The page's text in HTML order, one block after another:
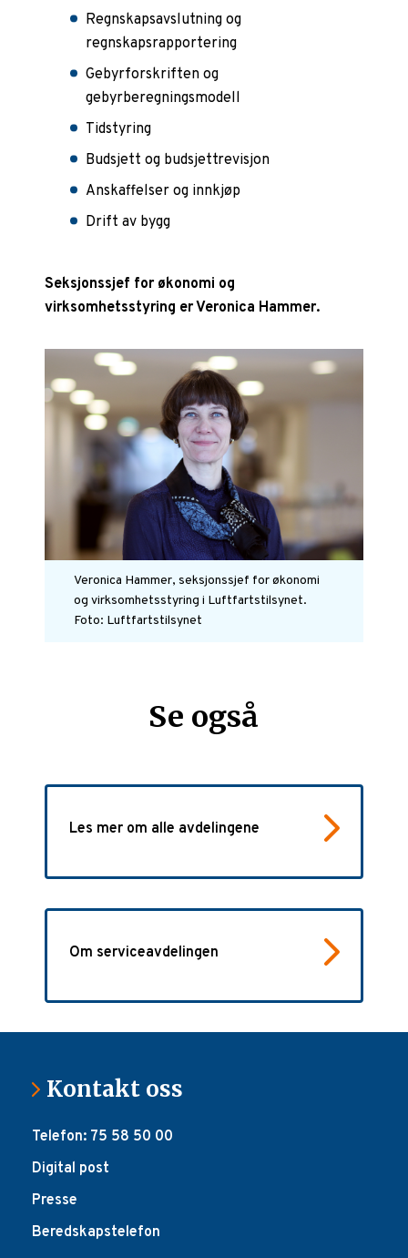
Regnskapsavslutning og
regnskapsrapportering
Gebyrforskriften og
gebyrberegningsmodell
Tidstyring
Budsjett og budsjettrevisjon
Anskaffelser og innkjøp
Drift av bygg
Seksjonssjef for økonomi og
virksomhetsstyring er Veronica Hammer.
Veronica Hammer, seksjonssjef for økonomi
og virksomhetsstyring i Luftfartstilsynet.
Foto: Luftfartstilsynet
Se også
Les mer om alle avdelingene
Om serviceavdelingen
Kontakt oss
Telefon: 75 58 50 00
Digital post
Presse
Beredskapstelefon